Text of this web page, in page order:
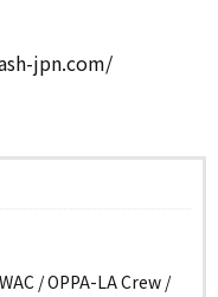
jpn.com/
/ OPPA-LA Crew /